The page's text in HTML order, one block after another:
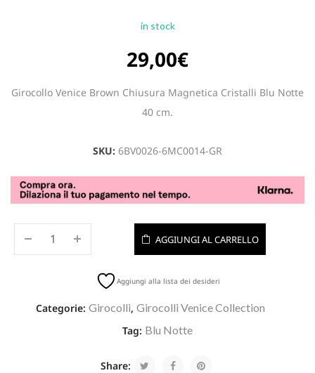
in stock
29,00€
Girocollo Venice Brown Chiusura Magnetica Cristalli Blu Notte
40 cm.
SKU: 6BV0026-6MC0014-GR
AGGIUNGI AL CARRELLO
Aggiungi alla lista dei desideri
Categorie: Girocolli, Girocolli Venice Collection
Tag: Blu Notte
Share: